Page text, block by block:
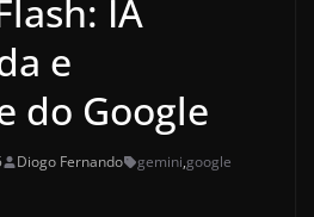
IA
e
do Google
Diogo Fernando gemini,google